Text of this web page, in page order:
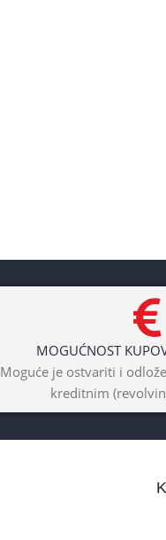
MOGUĆNOST
Moguće je ostvariti i
kreditnim